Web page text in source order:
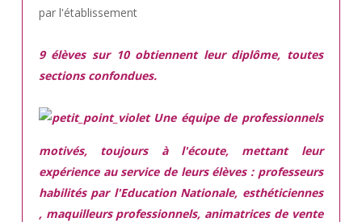
par l'établissement
9 élèves sur 10 obtiennent leur diplôme, toutes
sections confondues.
Une équipe de professionnels
motivés,toujours à l'écoute, mettant leur
expérience au service de leurs élèves : professeurs
habilités par l'Education Nationale, esthéticiennes
, maquilleurs professionnels, animatrices de vente